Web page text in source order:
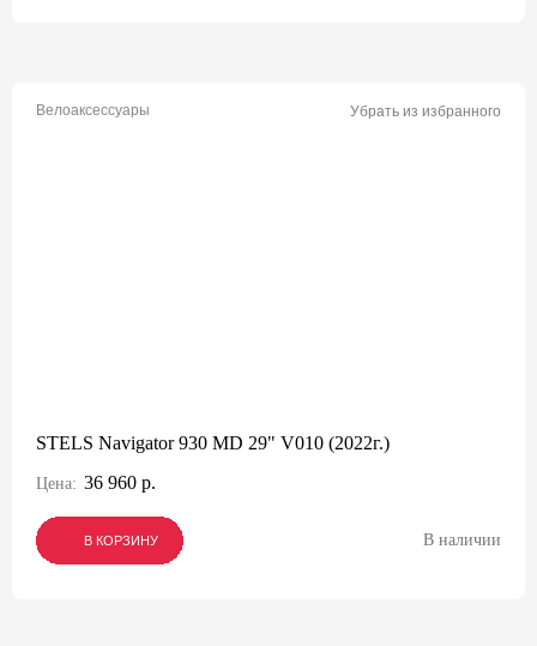
Велоаксессуары Убрать из избранного
STELS Navigator 930 MD 29" V010 (2022г.)
Цена: 36 960 р.
В КОРЗИНУ
В КОРЗИНУ
В КОРЗИНУ В наличии